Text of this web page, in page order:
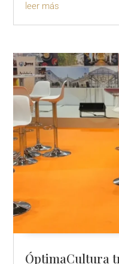
leer más
ÓptimaCultura